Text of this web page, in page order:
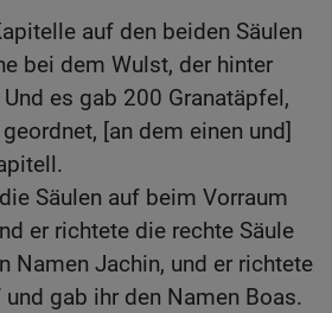
auf den beiden Säulen
bei dem Wulst, der hinter
es gab 200 Granatäpfel,
[an dem einen und]
Säulen auf beim Vorraum
er richtete die rechte Säule
Namen Jachin, und er richtete
gab ihr den Namen Boas.